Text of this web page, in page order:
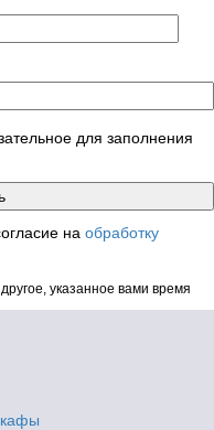
для заполнения
на обработку
указанное вами время